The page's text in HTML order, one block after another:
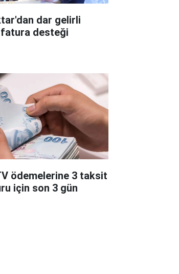
dar gelirli
desteği
ödemelerine 3 taksit
için son 3 gün